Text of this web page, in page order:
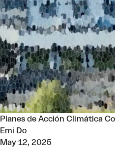
Planes de Acción Climática
Emi Do
May 12, 2025